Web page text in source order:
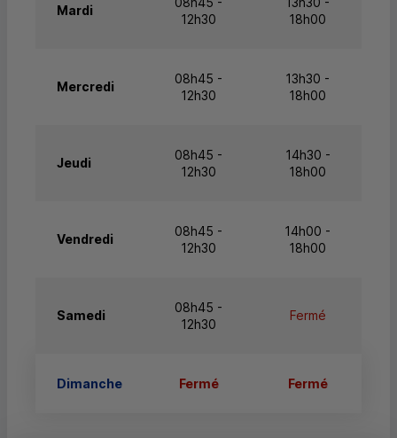
Mardi
12h30
18h00
Mercredi
08h45 -
12h30
13h30 -
18h00
Jeudi
08h45 -
12h30
14h30 -
18h00
Vendredi
08h45 -
12h30
14h00 -
18h00
Samedi
08h45 -
12h30
Fermé
Dimanche Fermé Fermé